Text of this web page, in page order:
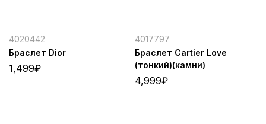
4020442
Браслет Dior
1,499₽
4017797
Браслет Cartier Love
(тонкий)(камни)
4,999₽